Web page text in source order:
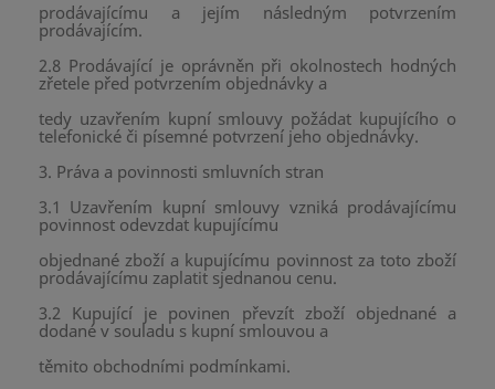
prodávajícímu a jejím následným potvrzením
prodávajícím.
2.8 Prodávající je oprávněn při okolnostech hodných
zřetele před potvrzením objednávky a
tedy uzavřením kupní smlouvy požádat kupujícího o
telefonické či písemné potvrzení jeho objednávky.
3. Práva a povinnosti smluvních stran
3.1 Uzavřením kupní smlouvy vzniká prodávajícímu
povinnost odevzdat kupujícímu
objednané zboží a kupujícímu povinnost za toto zboží
prodávajícímu zaplatit sjednanou cenu.
3.2 Kupující je povinen převzít zboží objednané a
dodané v souladu s kupní smlouvou a
těmito obchodními podmínkami.